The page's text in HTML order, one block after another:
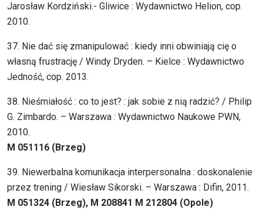
Jarosław Kordziński.- Gliwice : Wydawnictwo Helion, cop.
2010.
37. Nie dać się zmanipulować : kiedy inni obwiniają cię o
własną frustrację / Windy Dryden. – Kielce : Wydawnictwo
Jedność, cop. 2013.
38. Nieśmiałość : co to jest? : jak sobie z nią radzić? / Philip
G. Zimbardo. – Warszawa : Wydawnictwo Naukowe PWN,
2010.
M 051116 (Brzeg)
39. Niewerbalna komunikacja interpersonalna : doskonalenie
przez trening / Wiesław Sikorski. – Warszawa : Difin, 2011.
M 051324 (Brzeg), M 208841 M 212804 (Opole)